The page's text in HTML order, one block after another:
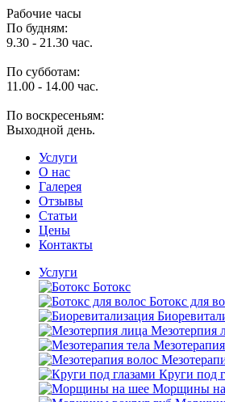
Рабочие часы
По будням:
9.30 - 21.30 час.
По субботам:
11.00 - 14.00 час.
По воскресеньям:
Выходной день.
Услуги
O нас
Галерея
Отзывы
Статьи
Цены
Контакты
Услуги
Ботокс
Ботокс для
Мезотерпия
Круги под
Морщины